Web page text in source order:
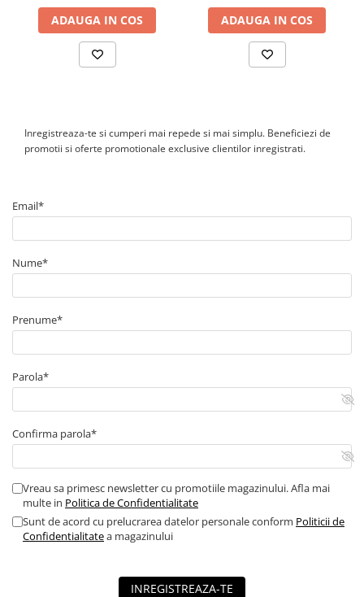
ADAUGA IN COS ADAUGA IN COS
Inregistreaza-te si cumperi mai repede si mai simplu. Beneficiezi de
promotii si oferte promotionale exclusive clientilor inregistrati.
Email*
Nume*
Prenume*
Parola*
Confirma parola*
Vreau sa primesc newsletter cu promotiile magazinului. Afla mai
multe in Politica de Confidentialitate
Sunt de acord cu prelucrarea datelor personale conform Politicii de
Confidentialitatea magazinului
INREGISTREAZA-TE